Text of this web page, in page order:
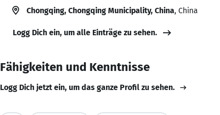
Chongqing, Chongqing Municipality, China, China
Logg Dich ein, um alle Einträge zu sehen.
Fähigkeiten und Kenntnisse
Logg Dich jetzt ein, um das ganze Profil zu sehen.